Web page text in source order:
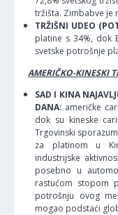
tržišta. Zimbabve je
TRŽIŠNI UDEO
platine s 34%, dok
svetske potrošnje
AMERIČKO-KINESKI
SAD I KINA
DANA: američke
dok su kineske
Trgovinski
za platinom u
industrijske
posebno u
rastućom stopom
potrošnju ovog
mogao podstaći